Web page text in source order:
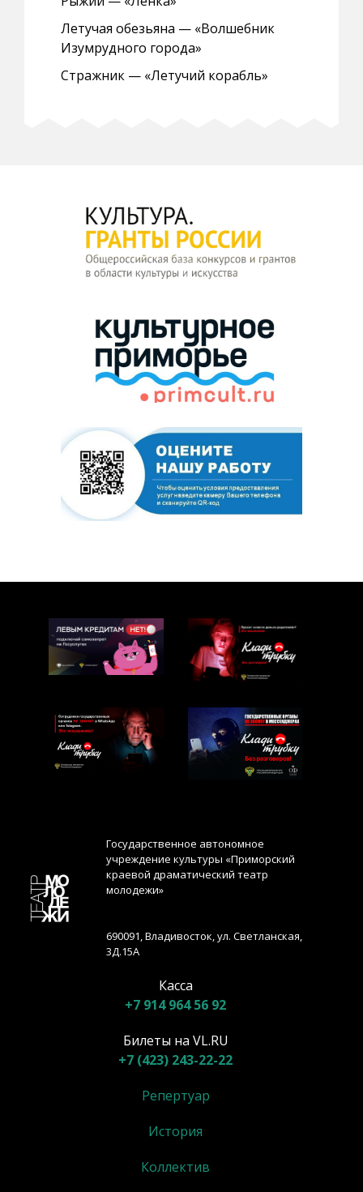
Летучая обезьяна — «Волшебник
Изумрудного города»
Стражник — «Летучий корабль»
Государственное автономное
учреждение культуры «Приморский
краевой драматический театр
молодежи»
690091, Владивосток, ул. Светланская,
3Д.15А
Касса
+7 914 964 56 92
Билеты на VL.RU
+7 (423) 243-22-22
Репертуар
История
Коллектив